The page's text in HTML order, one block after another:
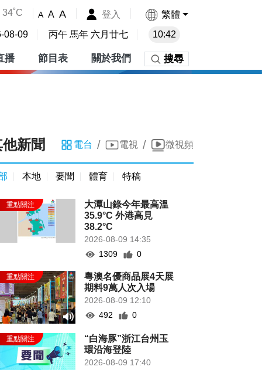
34˚C A A A 登入 繁體
08-09 丙午 馬年 六月廿七 10:42
播 節目表 關於我們 搜尋
新聞 電台 / 電視 / 微視頻
本地 要聞 體育 特稿
大潭山錄今年最高溫
35.9°C 外港高見
38.2°C
2026-08-09 14:35
1309
0
粵澳名優商品展4天展
期料9萬人次入場
2026-08-09 12:10
492
0
“白海豚”浙江台州玉
環沿海登陸
2026-08-09 17:40